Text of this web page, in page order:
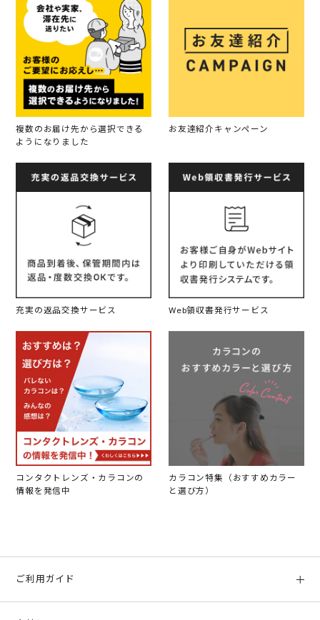
複数のお届け先から選択できる
ようになりました
お友達紹介キャンペーン
充実の返品交換サービス Web領収書発行サービス
コンタクトレンズ・カラコンの
情報を発信中
カラコン特集（おすすめカラー
と選び方）
ご利用ガイド